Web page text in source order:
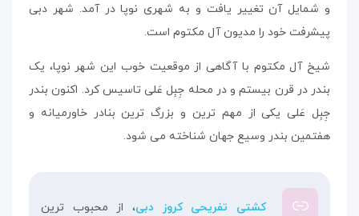
و شمایل آن تغییر یافت و به شهری نوپا در آمد. شهر دبی
پیشرفت خود را مدیون آل مکتوم است.
شیخ آل مکتوم با آگاهی از موقعیت خوب این شهر نوپا، یک
بندر در قرن بیستم و در محله جِبِل عَلی تاسیس کرد. اکنون بندر
جِبِل عَلی یکی از مهم ترین و بزرگ ترین بنادر خاورمیانه و
هفتمین بندر وسیع جهان شناخته می شود.
کشتی تفریحی کروز دبی، از محبوب ترین